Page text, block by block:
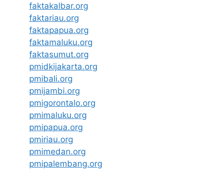
faktakalbar.org
faktariau.org
faktapapua.org
faktamaluku.org
faktasumut.org
pmidkijakarta.org
pmibali.org
pmijambi.org
pmigorontalo.org
pmimaluku.org
pmipapua.org
pmiriau.org
pmimedan.org
pmipalembang.org